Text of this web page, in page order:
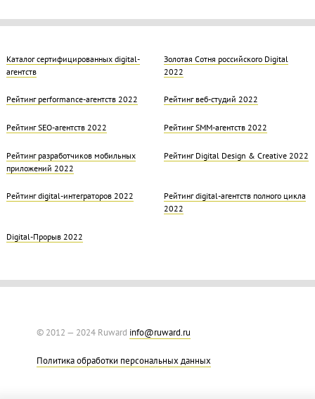
Каталог сертифицированных digital-
агентств
Золотая Cотня российского Digital
2022
Рейтинг performance-агентств 2022 Рейтинг веб-студий 2022
Рейтинг SEO-агентств 2022 Рейтинг SMM-агентств 2022
Рейтинг разработчиков мобильных
приложений 2022
Рейтинг Digital Design & Creative 2022
Рейтинг digital-интеграторов 2022
Рейтинг digital-агентств полного цикла
2022
Digital-Прорыв 2022
© 2012 — 2024 Ruward info@ruward.ru
Политика обработки персональных данных